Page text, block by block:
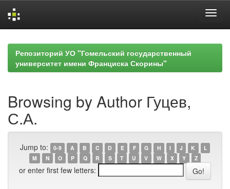
navigationРепозиторий УО "Гомельский государственный
университет имени Франциска Скорины"
Browsing by Author Гуцев,
С.А.
Jump to: 0-9 A B C D E F G H I J K
L
M
N O P Q R S T U V W X Y Z
or enter first few letters: